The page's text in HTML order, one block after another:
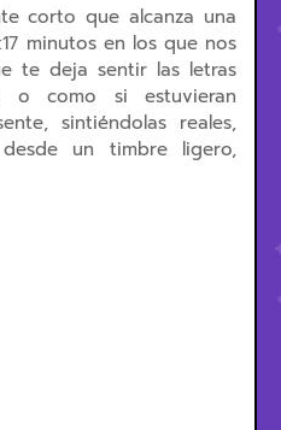
corto que alcanza una
minutos en los que nos
te deja sentir las letras
o como si estuvieran
sintiéndolas reales,
un timbre ligero,